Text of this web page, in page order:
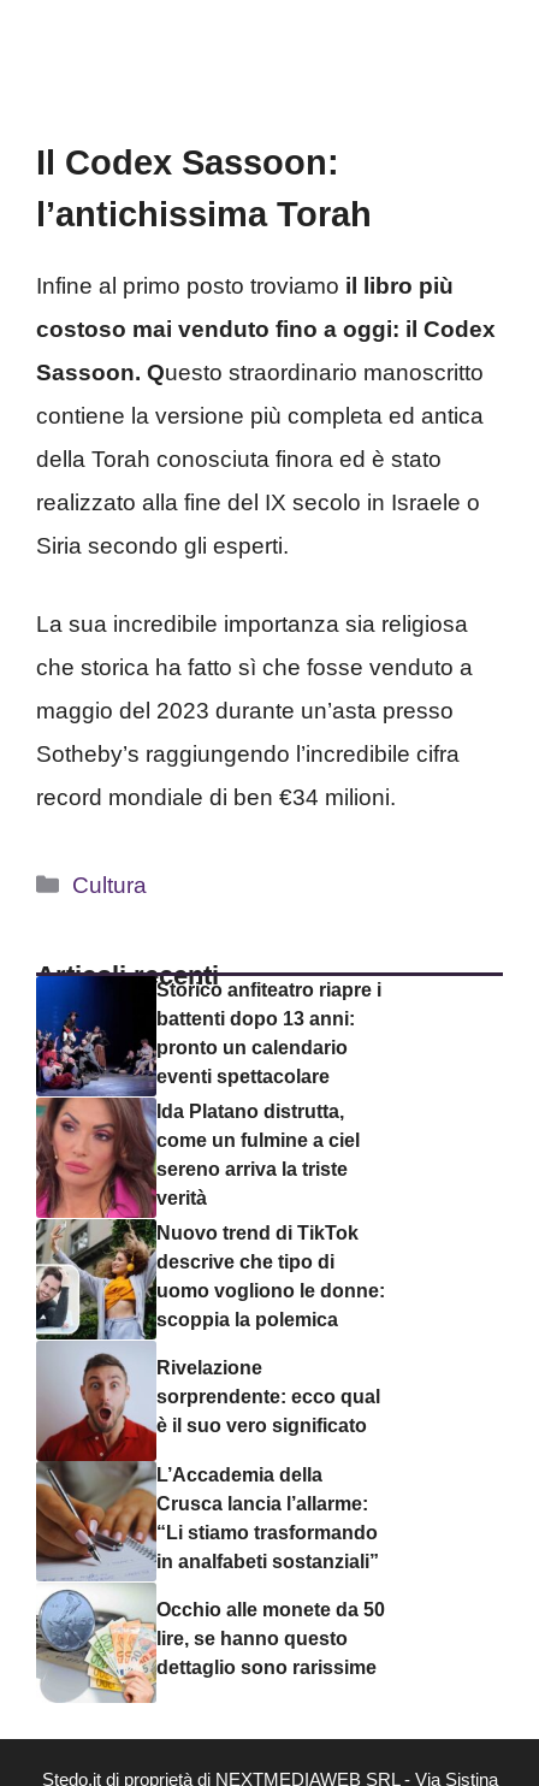
Il Codex Sassoon:
l’antichissima Torah
Infine al primo posto troviamo il libro più
costoso mai venduto fino a oggi: il Codex
Sassoon. Questo straordinario manoscritto
contiene la versione più completa ed antica
della Torah conosciuta finora ed è stato
realizzato alla fine del IX secolo in Israele o
Siria secondo gli esperti.
La sua incredibile importanza sia religiosa
che storica ha fatto sì che fosse venduto a
maggio del 2023 durante un’asta presso
Sotheby’s raggiungendo l’incredibile cifra
record mondiale di ben €34 milioni.
Categorie
Cultura
Articoli recentiStorico anfiteatro riapre i
battenti dopo 13 anni:
pronto un calendario
eventi spettacolare
Ida Platano distrutta,
come un fulmine a ciel
sereno arriva la triste
verità
Nuovo trend di TikTok
descrive che tipo di
uomo vogliono le donne:
scoppia la polemica
Rivelazione
sorprendente: ecco qual
è il suo vero significato
L’Accademia della
Crusca lancia l’allarme:
“Li stiamo trasformando
in analfabeti sostanziali”
Occhio alle monete da 50
lire, se hanno questo
dettaglio sono rarissime
Stedo.it di proprietà di NEXTMEDIAWEB SRL - Via Sistina